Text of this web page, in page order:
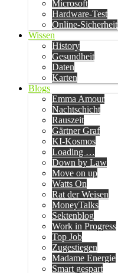
Microsoft
Hardware-Test
Online-Sicherheit
Wissen
History
Gesundheit
Daten
Karten
Blogs
Emma Amour
Nachtschicht
Rauszeit
Gärtner Graf
KI-Kosmos
Loading …
Down by Law
Move on up
Watts On
Rat der Weisen
MoneyTalks
Sektenblog
Work in Progress
Top Job
Zugestiegen
Madame Energie
Smart gespart